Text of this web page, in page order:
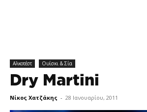
Αλκοτέστ Ουίσκι & Σία
Dry Martini
Νίκος Χατζάκης - 28 Ιανουαρίου, 2011